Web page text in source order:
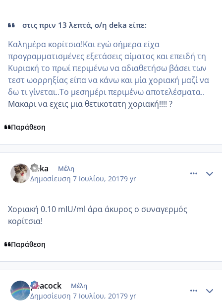
στις πριν 13 λεπτά, ο/η deka είπε:
Καλημέρα κορίτσια!Και εγώ σήμερα είχα
προγραμματισμένες εξετάσεις αίματος και επειδή τη
Κυριακή το πρωί περιμένω να αδιαθετήσω βάσει των
τεστ ωορρηξίας είπα να κάνω και μία χοριακή μαζί να
δω τι γίνεται..Το μεσημέρι περιμένω αποτελέσματα..
Μακαρι να εχεις μια θετικοτατη χοριακή!!!! ?
Παράθεση
deka Μέλη
Δημοσίευση 7 Ιουλίου, 20179 yr
Χοριακή 0.10 mIU/ml άρα άκυρος ο συναγερμός
κορίτσια!
Παράθεση
peacock Μέλη
Δημοσίευση 7 Ιουλίου, 20179 yr